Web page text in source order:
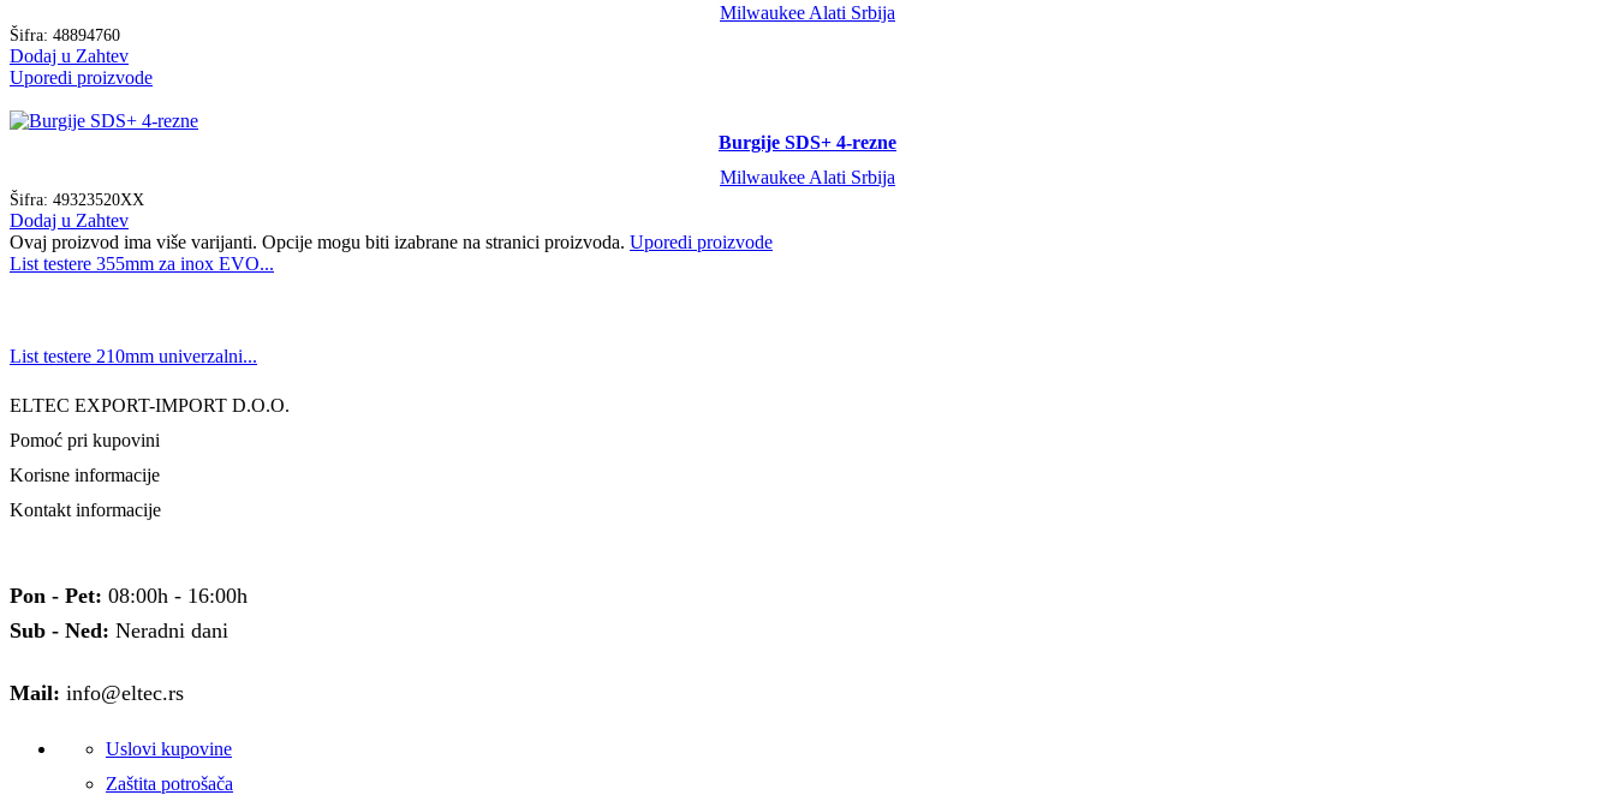
Milwaukee Alati Srbija
Šifra: 48894760
Dodaj u Zahtev
Uporedi proizvode
Burgije SDS+ 4-rezne
Milwaukee Alati Srbija
Šifra: 49323520XX
Dodaj u Zahtev
Ovaj proizvod ima više varijanti. Opcije mogu biti izabrane na stranici proizvoda. Uporedi proizvode
List testere 355mm za inox EVO...
List testere 210mm univerzalni...
ELTEC EXPORT-IMPORT D.O.O.
Pomoć pri kupovini
Korisne informacije
Kontakt informacije
Pon - Pet: 08:00h - 16:00h
Sub - Ned: Neradni dani
Mail: info@eltec.rs
Uslovi kupovine
Zaštita potrošača